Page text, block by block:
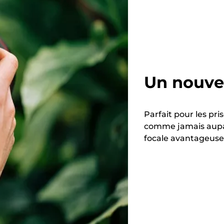
Un
Parfait pour les
comme jamais
focale